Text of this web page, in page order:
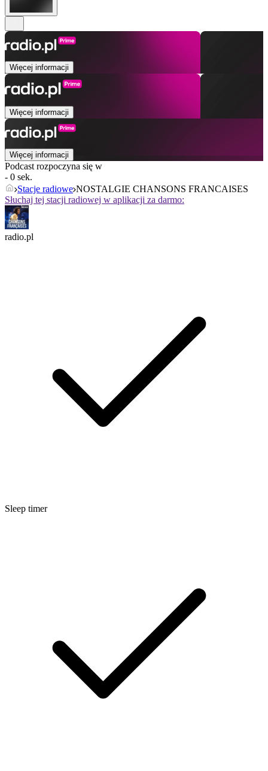
Więcej informacji
Więcej informacji
Więcej informacji
Podcast rozpoczyna się w
- 0 sek.
Stacje radiowe NOSTALGIE CHANSONS FRANCAISES
Słuchaj tej stacji radiowej w aplikacji za darmo:
radio.pl
Sleep timer